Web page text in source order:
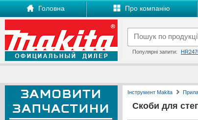
Головна Про компанію
Популярні запити:
Інструмент Makita
Скоби для